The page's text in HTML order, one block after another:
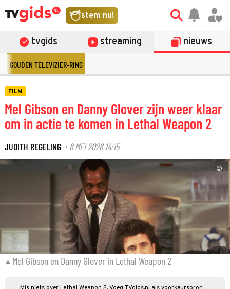
stem nu!
tvgids streaming nieuws
GOUDEN TELEVIZIER-RING
FILM
Mel Gibson en Danny Glover zijn weer klaar
om in actie te komen in Lethal Weapon 2
JUDITH REGELING · 6 MEI 2026 14:15
©
Mel Gibson en Danny Glover in Lethal Weapon 2